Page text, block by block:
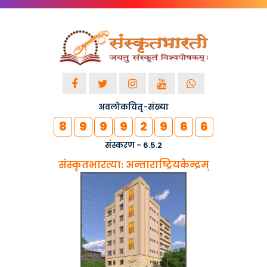
गुजरातविश्वविद्यालये सम�..
नियोजितः -04-08-2019
देहल्यां संस्कृतभारत्या�..
द्वारा स्थापितम् :-देहली
देहल्यां प्रान्तसंस्कृत�..
द्वारा स्थापितम् :-देहली
नियोजितः -18-12-2018
सीएम योगी ने कहा- विज्ञान �..
द्वारा स्थापितम् :-संस्कृतभारती
नियोजितः -
22-11-2018
kashi adhiveshnam 2018..
द्वारा स्थापितम् :-काशी
नियोजितः -14-11-2018
अवलोकयितृ-संख्या
8 9 9 9 2 9 6 6
संस्करण - 6.5.2
संस्कृतभारत्या: अन्ताराष्ट्रियकेन्द्रम्